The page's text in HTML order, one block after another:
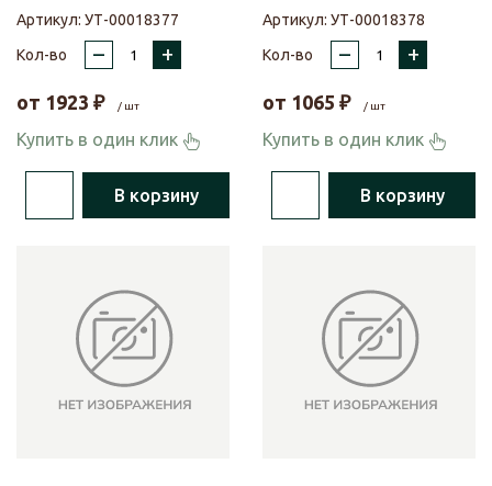
Артикул: УТ-00018377
Кол-во
– +
от 1923 ₽ / шт
Купить в один клик
В корзину
Артикул: УТ-00018378
Кол-во
– +
от 1065 ₽ / шт
Купить в один клик
В корзину